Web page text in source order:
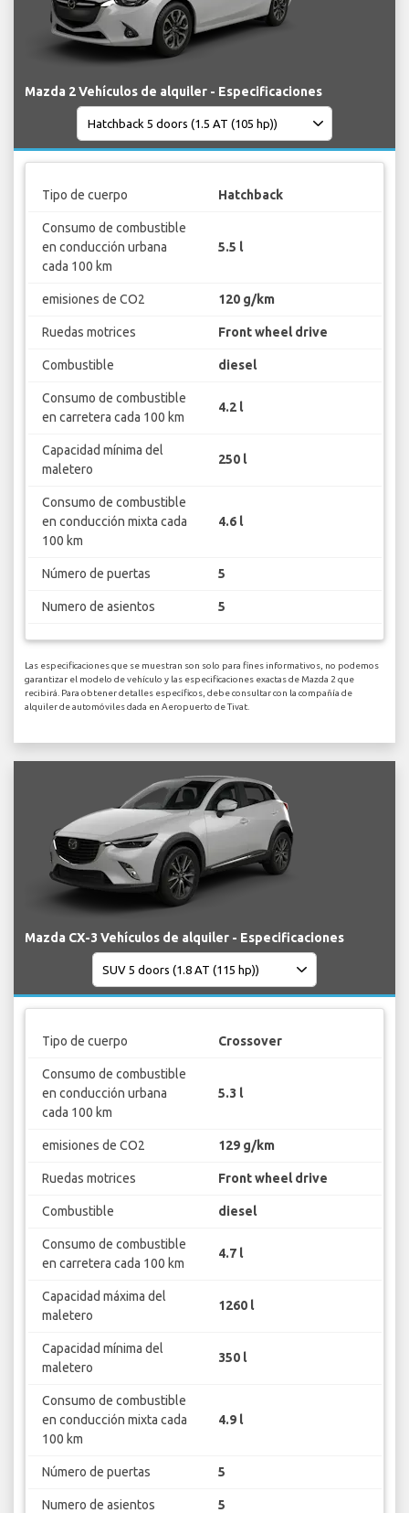
Mazda 2 Vehículos de alquiler - Especificaciones
Tipo de cuerpo Hatchback
Consumo de combustible
en conducción urbana
cada 100 km
5.5 l
emisiones de CO2 120 g/km
Ruedas motrices Front wheel drive
Combustible diesel
Consumo de combustible
en carretera cada 100 km
4.2 l
Capacidad mínima del
maletero
250 l
Consumo de combustible
en conducción mixta cada
100 km
4.6 l
Número de puertas 5
Numero de asientos 5
Las especificaciones que se muestran son solo para fines informativos, no podemos
garantizar el modelo de vehículo y las especificaciones exactas de Mazda 2 que
recibirá. Para obtener detalles específicos, debe consultar con la compañía de
alquiler de automóviles dada en Aeropuerto de Tivat.
Mazda CX-3 Vehículos de alquiler - Especificaciones
Tipo de cuerpo Crossover
Consumo de combustible
en conducción urbana
cada 100 km
5.3 l
emisiones de CO2 129 g/km
Ruedas motrices Front wheel drive
Combustible diesel
Consumo de combustible
en carretera cada 100 km
4.7 l
Capacidad máxima del
maletero
1260 l
Capacidad mínima del
maletero
350 l
Consumo de combustible
en conducción mixta cada
100 km
4.9 l
Número de puertas 5
Numero de asientos 5